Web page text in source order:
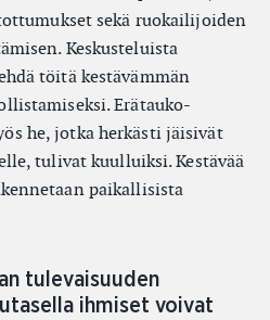
sekä ruokailijoiden
Keskusteluista
töitä kestävämmän
Erätauko-
he, jotka herkästi jäisivät
tulivat kuulluiksi. Kestävää
paikallisista
tulevaisuuden
ihmiset voivat